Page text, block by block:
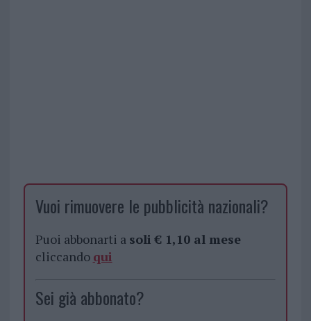
Vuoi rimuovere le pubblicità nazionali?
Puoi abbonarti a soli € 1,10 al mese
cliccando qui
Sei già abbonato?